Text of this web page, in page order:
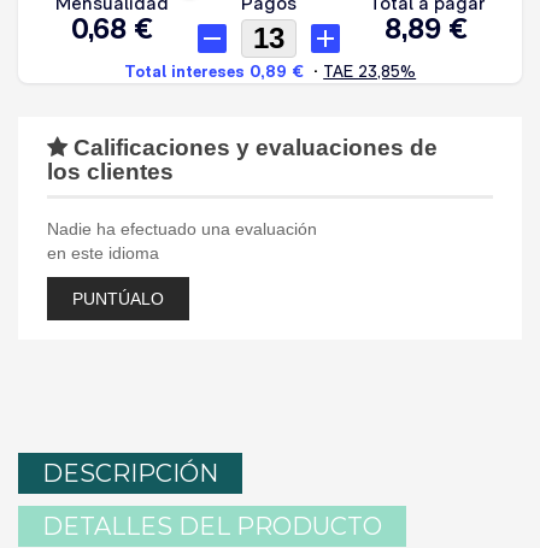
Calificaciones y evaluaciones de
los clientes
Nadie ha efectuado una evaluación
en este idioma
PUNTÚALO
DESCRIPCIÓN
DETALLES DEL PRODUCTO